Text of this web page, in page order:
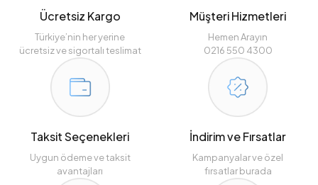
Ücretsiz Kargo
Türkiye’nin her yerine
ücretsiz ve sigortalı teslimat
Müşteri Hizmetleri
Hemen Arayın
0216 550 4300
Taksit Seçenekleri
Uygun ödeme ve taksit
avantajları
İndirim ve Fırsatlar
Kampanyalar ve özel
fırsatlar burada